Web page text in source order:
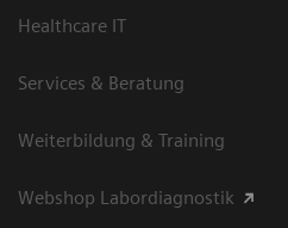
Healthcare IT
Services & Beratung
Weiterbildung & Training
Webshop Labordiagnostik